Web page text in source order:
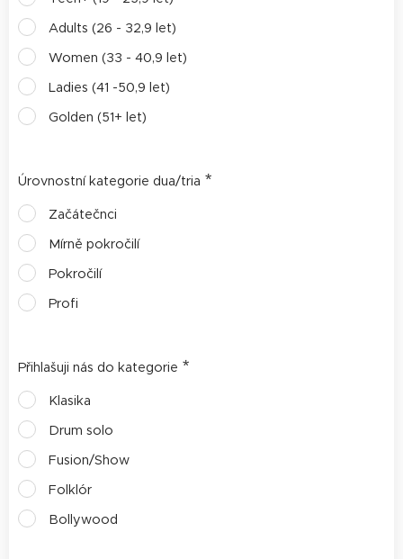
Adults (26 - 32,9 let)
Women (33 - 40,9 let)
Ladies (41 -50,9 let)
Golden (51+ let)
Úrovnostní kategorie dua/tria
Začátečnci
Mírně pokročilí
Pokročilí
Profi
Přihlašuji nás do kategorie
Klasika
Drum solo
Fusion/Show
Folklór
Bollywood